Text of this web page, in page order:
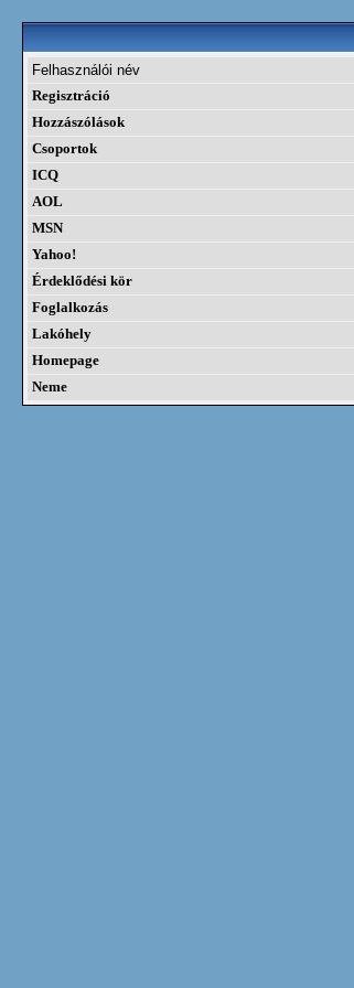
Felhasználói név
Regisztráció
Hozzászólások
Csoportok
ICQ
AOL
MSN
Yahoo!
Érdeklődési kör
Foglalkozás
Lakóhely
Homepage
Neme